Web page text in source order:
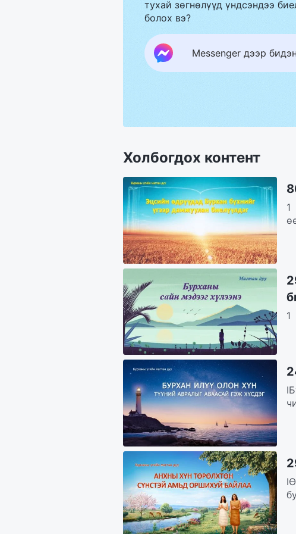
тухай зөгнөлүүд үндсэндээ
болох вэ?
Messenger дээр
Холбогдох контент
1
1